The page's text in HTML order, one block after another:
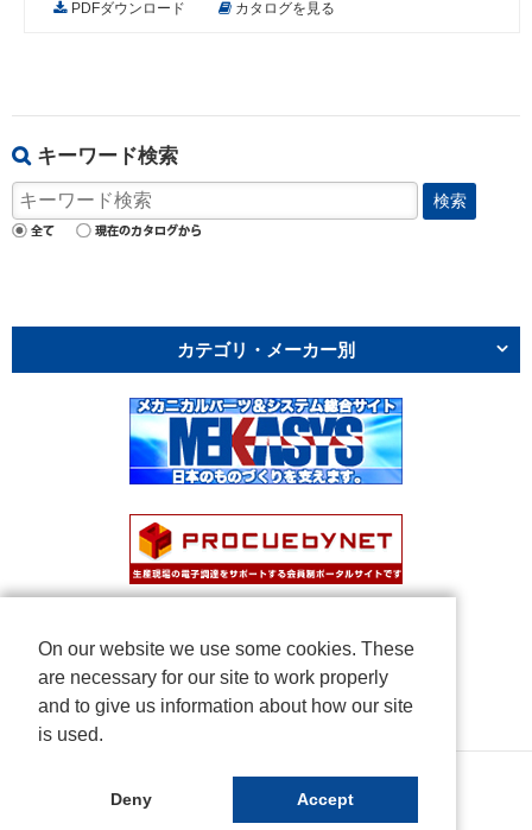
PDFダウンロード カタログを見る
キーワード検索
検索
カテゴリ・メーカー別
On our website we use some cookies. These
are necessary for our site to work properly
and to give us information about how our site
is used.
Deny Accept